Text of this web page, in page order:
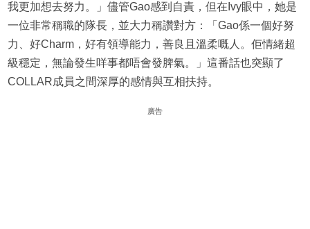
我更加想去努力。」儘管Gao感到自責，但在Ivy眼中，她是
一位非常稱職的隊長，並大力稱讚對方：「Gao係一個好努
力、好Charm，好有領導能力，善良且溫柔嘅人。佢情緒超
級穩定，無論發生咩事都唔會發脾氣。」這番話也突顯了
COLLAR成員之間深厚的感情與互相扶持。
廣告